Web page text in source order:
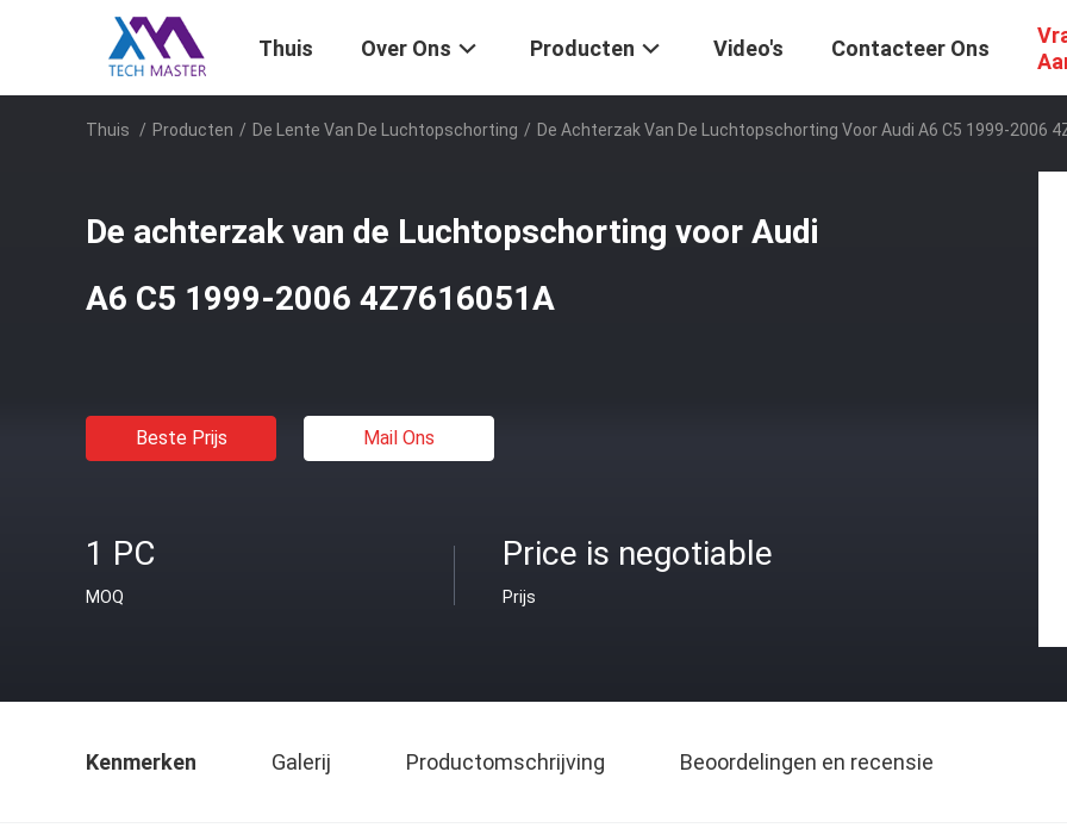
Thuis Over Ons Producten Video's Contacteer Ons
Thuis / Producten / De Lente Van De Luchtopschorting / De Achterzak Van De Luchtopschorting Voor Audi A6 C5 1999-2006
De achterzak van de Luchtopschorting voor Audi
A6 C5 1999-2006 4Z7616051A
Beste Prijs Mail Ons
1 PC
MOQ
Price is negotiable
Prijs
Kenmerken Galerij Productomschrijving Beoordelingen en recensie